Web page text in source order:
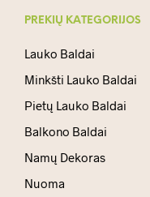
PREKIŲ KATEGORIJOS
Lauko Baldai
Minkšti Lauko Baldai
Pietų Lauko Baldai
Balkono Baldai
Namų Dekoras
Nuoma